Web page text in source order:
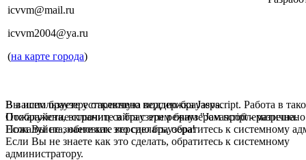
icvvm@mail.ru
icvvm2004@ya.ru
(на карте города)
В вашем браузере отключена поддержка Jasvscript. Работа в
Пожалуйста, включите в браузере режим "Javascript -
Если Вы не знаете как это сделать, обратитесь к системному
Вы используете устаревшую версию браузера.
Отображение страниц сайта с этим браузером проблематична.
Пожалуйста, обновите версию браузера!
Если Вы не знаете как это сделать, обратитесь к системному
администратору.